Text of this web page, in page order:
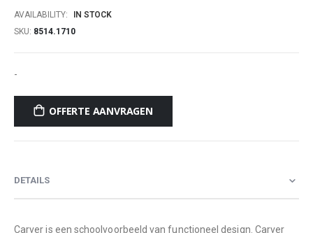
gallery
AVAILABILITY:
IN STOCK
SKU 8514.1710
-
OFFERTE AANVRAGEN
DETAILS
Carver is een schoolvoorbeeld van functioneel design. Carver